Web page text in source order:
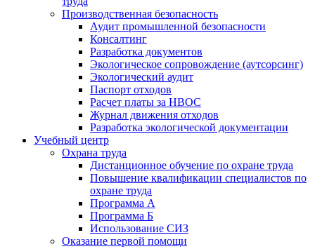
Производственная безопасность
Аудит промышленной безопасности
Консалтинг
Разработка документов
Экологическое сопровождение (аутсорсинг)
Экологический аудит
Паспорт отходов
Расчет платы за НВОС
Журнал движения отходов
Разработка экологической документации
Учебный центр
Охрана труда
Дистанционное обучение по охране труда
Повышение квалификации специалистов по
охране труда
Программа А
Программа Б
Использование СИЗ
Оказание первой помощи